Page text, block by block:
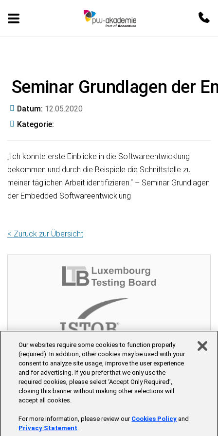
Seminar Grundlagen der
Datum 12.05.2020
Kategorie
„Ich konnte erste Einblicke in die Softwareentwicklung
bekommen und durch die Beispiele die Schnittstelle zu
meiner täglichen Arbeit identifizieren.“ – Seminar Grundlagen
der Embedded Softwareentwicklung
< Zurück zur Übersicht
© 2026 PW-Akademie - Part of Accenture
Home Seminare Trainer Seminarräume Über uns
Our websites require some cookies to function properly
(required). In addition, other cookies may be used with your
consent to analyze site usage, improve the user experience
and for advertising. If you prefer that we only use the
required cookies, please select ‘Accept Only Required’,
closing this banner without making other selections will
accept all cookies.
For more information, please review our Cookies Policy and
Privacy Statement.